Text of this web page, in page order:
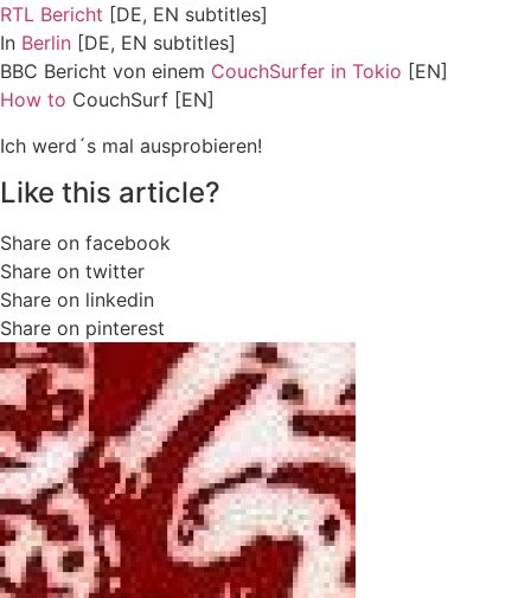
RTL Bericht [DE, EN subtitles]
In Berlin [DE, EN subtitles]
BBC Bericht von einem CouchSurfer in Tokio [EN]
How to CouchSurf [EN]
Ich werd´s mal ausprobieren!
Like this article?
Share on facebook
Share on twitter
Share on linkedin
Share on pinterest